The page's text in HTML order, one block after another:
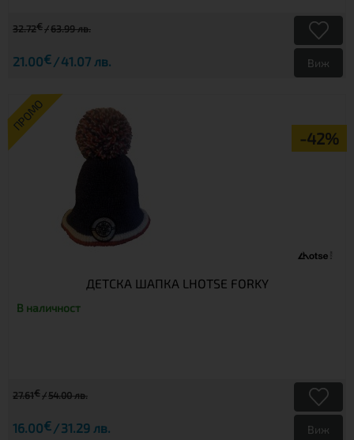
32.72€ 63.99 лв.
21.00€ 41.07 лв. Виж
ПРОМО
-42%
ДЕТСКА ШАПКА LHOTSE FORKY
В наличност
27.61€ 54.00 лв.
16.00€ 31.29 лв. Виж